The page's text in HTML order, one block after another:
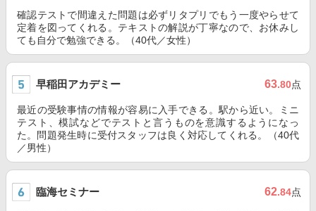
確認テストで間違えた問題は必ずリタプリでもう一度やらせて
定着を図ってくれる。テキストの解説が丁寧なので、お休みし
ても自分で勉強できる。（40代／女性）
早稲田アカデミー 63.80点
最近の受験事情の情報が容易に入手できる。駅から近い。ミニ
テスト、模試などでテストと言うものを意識するようになっ
た。問題発生時に受付スタッフは良く対応してくれる。（40代
／男性）
臨海セミナー 62.84点